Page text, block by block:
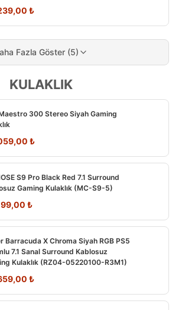
₺
Fazla Göster (5)
KULAKLIK
300 Stereo Siyah Gaming
₺
S9 Pro Black Red 7.1 Surround
Gaming Kulaklık (MC-S9-5)
₺
Barracuda X Chroma Siyah RGB PS5
7.1 Sanal Surround Kablosuz
Kulaklık (RZ04-05220100-R3M1)
₺